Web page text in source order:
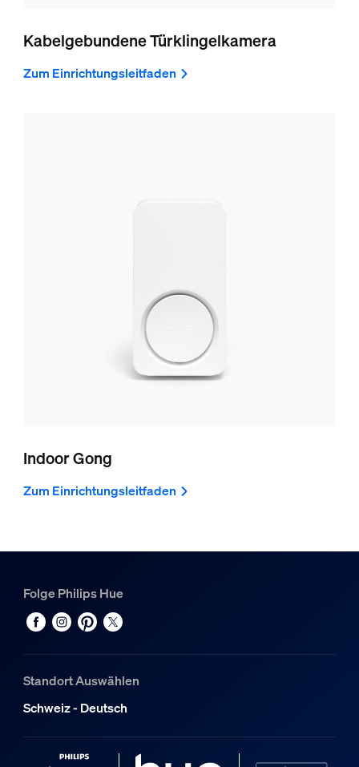
Kabelgebundene Türklingelkamera
Zum Einrichtungsleitfaden
Indoor Gong
Zum Einrichtungsleitfaden
Folge Philips Hue
Standort Auswählen
Schweiz - Deutsch